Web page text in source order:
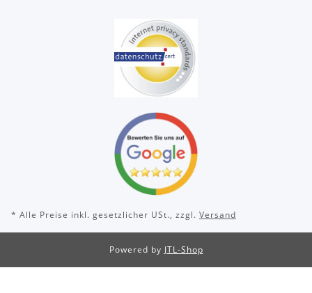
* Alle Preise inkl. gesetzlicher USt., zzgl. Versand
Powered by JTL-Shop